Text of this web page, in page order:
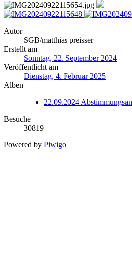
Autor
SGB/matthias preisser
Erstellt am
Sonntag, 22. September 2024
Veröffentlicht am
Dienstag, 4. Februar 2025
Alben
22.09.2024
Besuche
30819
Powered by Piwigo